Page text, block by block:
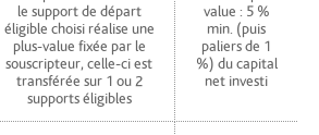
le support de départ
éligible choisi réalise une
plus-value fixée par le
souscripteur, celle-ci est
transférée sur 1 ou 2
supports éligibles
value : 5 %
min. (puis
paliers de 1
%) du capital
net investi